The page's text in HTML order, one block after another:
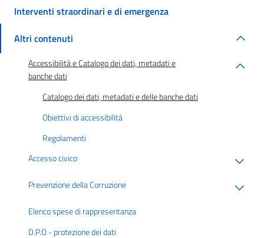
Interventi straordinari e di emergenza
Altri contenuti
Accessibilità e Catalogo dei dati, metadati e
banche dati
Catalogo dei dati, metadati e delle banche dati
Obiettivi di accessibilità
Regolamenti
Accesso civico
Prevenzione della Corruzione
Elenco spese di rappresentanza
D.P.O - protezione dei dati